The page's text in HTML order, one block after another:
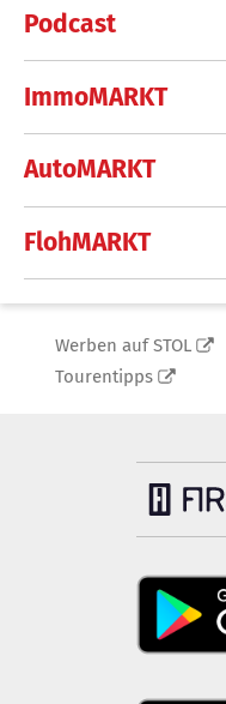
Podcast
ImmoMARKT
AutoMARKT
FlohMARKT
Werben auf STOL
Tourentipps